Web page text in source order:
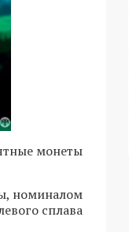
монеты
номиналом
сплава